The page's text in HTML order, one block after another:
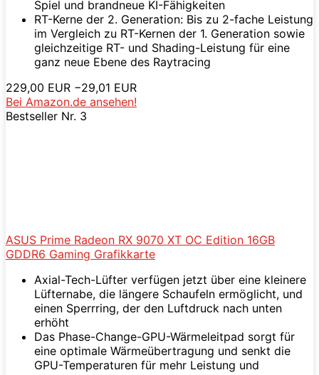
Spiel und brandneue KI-Fähigkeiten
RT-Kerne der 2. Generation: Bis zu 2-fache Leistung
im Vergleich zu RT-Kernen der 1. Generation sowie
gleichzeitige RT- und Shading-Leistung für eine
ganz neue Ebene des Raytracing
229,00 EUR −29,01 EUR
Bei Amazon.de ansehen!
Bestseller Nr. 3
ASUS Prime Radeon RX 9070 XT OC Edition 16GB
GDDR6 Gaming Grafikkarte
Axial-Tech-Lüfter verfügen jetzt über eine kleinere
Lüfternabe, die längere Schaufeln ermöglicht, und
einen Sperrring, der den Luftdruck nach unten
erhöht
Das Phase-Change-GPU-Wärmeleitpad sorgt für
eine optimale Wärmeübertragung und senkt die
GPU-Temperaturen für mehr Leistung und